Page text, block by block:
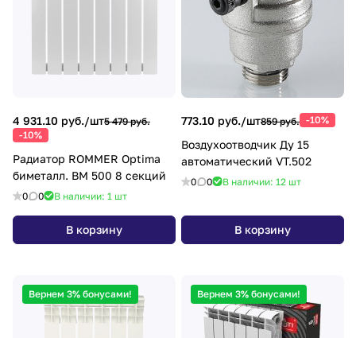
4 931.10 руб./шт5 479 руб.
-10%
Радиатор ROMMER Optima
биметалл. ВМ 500 8 секций
0 0 В наличии: 1 шт
В корзину
773.10 руб./шт859 руб. -10%
Воздухоотводчик Ду 15
автоматический VT.502
0 0 В наличии: 12 шт
В корзину
Вернем 3% бонусами! Вернем 3% бонусами!